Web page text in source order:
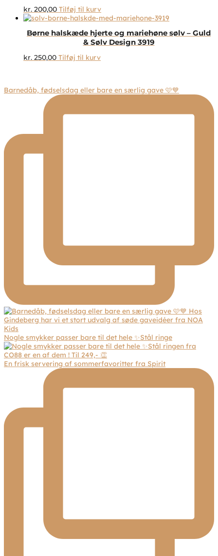
kr. 200,00 Tilføj til kurv
Børne halskæde hjerte og mariehøne sølv – Guld
& Sølv Design 3919
kr. 250,00 Tilføj til kurv
Barnedåb, fødselsdag eller bare en særlig gave 🩷💙
Nogle smykker passer bare til det hele ✨Stål ringe
En frisk servering af sommerfavoritter fra Spirit